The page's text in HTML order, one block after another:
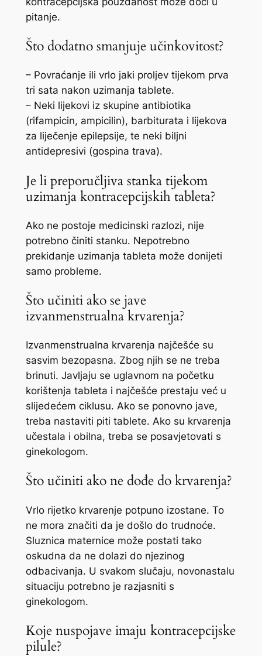
pitanje.
Što dodatno smanjuje učinkovitost?
– Povraćanje ili vrlo jaki proljev tijekom prva
tri sata nakon uzimanja tablete.
– Neki lijekovi iz skupine antibiotika
(rifampicin, ampicilin), barbiturata i lijekova
za liječenje epilepsije, te neki biljni
antidepresivi (gospina trava).
Je li preporučljiva stanka tijekom
uzimanja kontracepcijskih tableta?
Ako ne postoje medicinski razlozi, nije
potrebno činiti stanku. Nepotrebno
prekidanje uzimanja tableta može donijeti
samo probleme.
Što učiniti ako se jave
izvanmenstrualna krvarenja?
Izvanmenstrualna krvarenja najčešće su
sasvim bezopasna. Zbog njih se ne treba
brinuti. Javljaju se uglavnom na početku
korištenja tableta i najčešće prestaju već u
slijedećem ciklusu. Ako se ponovno jave,
treba nastaviti piti tablete. Ako su krvarenja
učestala i obilna, treba se posavjetovati s
ginekologom.
Što učiniti ako ne dođe do krvarenja?
Vrlo rijetko krvarenje potpuno izostane. To
ne mora značiti da je došlo do trudnoće.
Sluznica maternice može postati tako
oskudna da ne dolazi do njezinog
odbacivanja. U svakom slučaju, novonastalu
situaciju potrebno je razjasniti s
ginekologom.
Koje nuspojave imaju kontracepcijske
pilule?